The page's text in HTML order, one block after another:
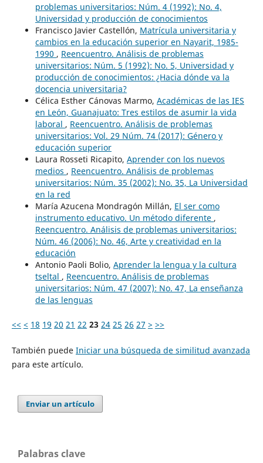
problemas universitarios: Núm. 4 (1992): No. 4,
Universidad y producción de conocimientos
Francisco Javier Castellón, Matrícula universitaria y
cambios en la educación superior en Nayarit, 1985-
1990 , Reencuentro. Análisis de problemas
universitarios: Núm. 5 (1992): No. 5, Universidad y
producción de conocimientos: ¿Hacia dónde va la
docencia universitaria?
Célica Esther Cánovas Marmo, Académicas de las IES
en León, Guanajuato: Tres estilos de asumir la vida
laboral , Reencuentro. Análisis de problemas
universitarios: Vol. 29 Núm. 74 (2017): Género y
educación superior
Laura Rosseti Ricapito, Aprender con los nuevos
medios , Reencuentro. Análisis de problemas
universitarios: Núm. 35 (2002): No. 35, La Universidad
en la red
María Azucena Mondragón Millán, El ser como
instrumento educativo. Un método diferente ,
Reencuentro. Análisis de problemas universitarios:
Núm. 46 (2006): No. 46, Arte y creatividad en la
educación
Antonio Paoli Bolio, Aprender la lengua y la cultura
tseltal , Reencuentro. Análisis de problemas
universitarios: Núm. 47 (2007): No. 47, La enseñanza
de las lenguas
<< < 18 19 20 21 22 23 24 25 26 27 > >>
También puede Iniciar una búsqueda de similitud avanzada
para este artículo.
Enviar un artículo
Palabras clave